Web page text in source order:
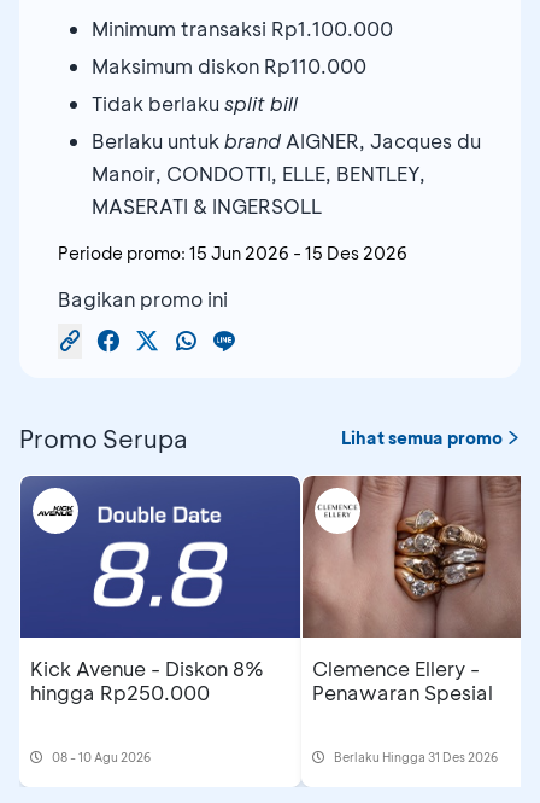
Minimum transaksi Rp1.100.000
Maksimum diskon Rp110.000
Tidak berlaku split bill
Berlaku untuk brand AIGNER, Jacques du
Manoir, CONDOTTI, ELLE, BENTLEY,
MASERATI & INGERSOLL
Periode promo: 15 Jun 2026 - 15 Des 2026
Bagikan promo ini
Promo Serupa Lihat semua promo
Kick Avenue - Diskon 8%
hingga Rp250.000
08 - 10 Agu 2026
Clemence Ellery -
Penawaran Spesial
Berlaku Hingga 31 Des 2026